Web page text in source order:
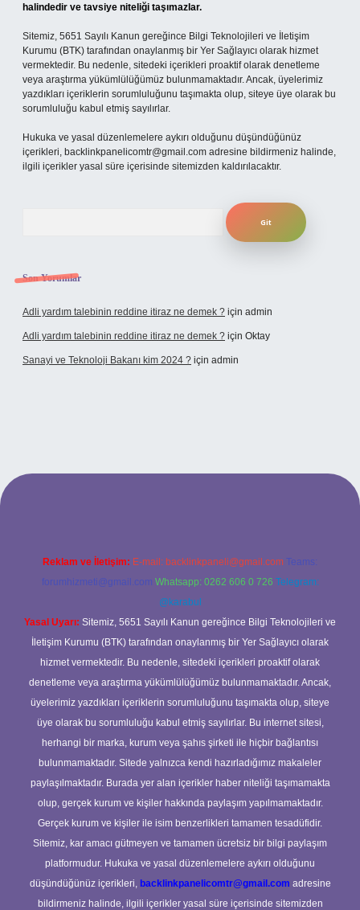
halindedir ve tavsiye niteliği taşımazlar.
Sitemiz, 5651 Sayılı Kanun gereğince Bilgi Teknolojileri ve İletişim
Kurumu (BTK) tarafından onaylanmış bir Yer Sağlayıcı olarak hizmet
vermektedir. Bu nedenle, sitedeki içerikleri proaktif olarak denetleme
veya araştırma yükümlülüğümüz bulunmamaktadır. Ancak, üyelerimiz
yazdıkları içeriklerin sorumluluğunu taşımakta olup, siteye üye olarak bu
sorumluluğu kabul etmiş sayılırlar.
Hukuka ve yasal düzenlemelere aykırı olduğunu düşündüğünüz
içerikleri, backlinkpanelicomtr@gmail.com adresine bildirmeniz halinde,
ilgili içerikler yasal süre içerisinde sitemizden kaldırılacaktır.
Son Yorumlar
Adli yardım talebinin reddine itiraz ne demek ? için admin
Adli yardım talebinin reddine itiraz ne demek ? için Oktay
Sanayi ve Teknoloji Bakanı kim 2024 ? için admin
giriş
Reklam ve İletişim: E-mail: backlinkpaneli@gmail.com Teams:
forumhizmeti@gmail.com Whatsapp: 0262 606 0 726 Telegram:
@karabul
Yasal Uyarı: Sitemiz, 5651 Sayılı Kanun gereğince Bilgi Teknolojileri ve
İletişim Kurumu (BTK) tarafından onaylanmış bir Yer Sağlayıcı olarak
hizmet vermektedir. Bu nedenle, sitedeki içerikleri proaktif olarak
denetleme veya araştırma yükümlülüğümüz bulunmamaktadır. Ancak,
üyelerimiz yazdıkları içeriklerin sorumluluğunu taşımakta olup, siteye
üye olarak bu sorumluluğu kabul etmiş sayılırlar. Bu internet sitesi,
herhangi bir marka, kurum veya şahıs şirketi ile hiçbir bağlantısı
bulunmamaktadır. Sitede yalnızca kendi hazırladığımız makaleler
paylaşılmaktadır. Burada yer alan içerikler haber niteliği taşımamakta
olup, gerçek kurum ve kişiler hakkında paylaşım yapılmamaktadır.
Gerçek kurum ve kişiler ile isim benzerlikleri tamamen tesadüfidir.
Sitemiz, kar amacı gütmeyen ve tamamen ücretsiz bir bilgi paylaşım
platformudur. Hukuka ve yasal düzenlemelere aykırı olduğunu
düşündüğünüz içerikleri, backlinkpanelicomtr@gmail.com adresine
bildirmeniz halinde, ilgili içerikler yasal süre içerisinde sitemizden